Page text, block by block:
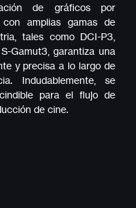
de gráficos por
con amplias gamas de
tales como DCI-P3,
Gamut3, garantiza una
y precisa a lo largo de
Indudablemente, se
para el flujo de
de cine.